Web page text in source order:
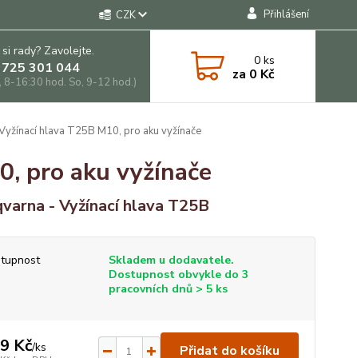
CZK Přihlášení
rady? Zavolejte.
301 044
8-16:30 hod. So, 9-12 hod.)
0ks
za 0 Kč
hlava T25B M10, pro aku vyžínače
pro aku vyžínače
- Vyžínací hlava T25B
Skladem u dodavatele.
Dostupnost obvykle do 3
pracovních dnů > 5 ks
Kč/ks Přidat do košíku